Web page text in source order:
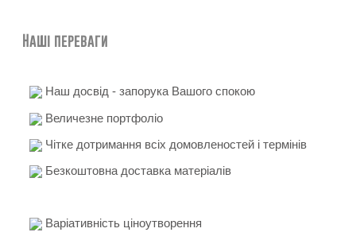
Наші переваги
Наш досвід - запорука Вашого спокою
Величезне портфоліо
Чітке дотримання всіх домовленостей і термінів
Безкоштовна доставка матеріалів
Варіативність ціноутворення